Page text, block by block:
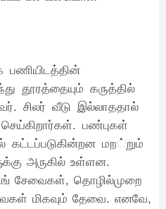
தூரத்தையும் கருத்தில்
சிலர் வீடு இல்லாததால்
செய்கிறார்கள். பண்புகள்
கட்டப்படுகின்றன மற்றும்
அருகில் உள்ளன.
சேவைகள், தொழில்முறை
மிகவும் தேவை. எனவே,